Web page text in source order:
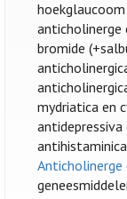
anticholinerge
bromide
mydriatica en